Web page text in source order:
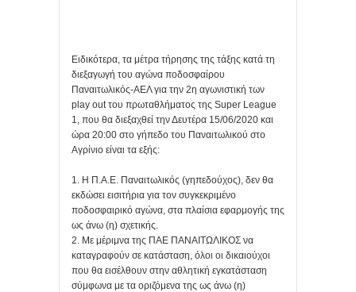
Ειδικότερα, τα μέτρα τήρησης της τάξης κατά τη
διεξαγωγή του αγώνα ποδοσφαίρου
Παναιτωλικός-ΑΕΛ για την 2η αγωνιστική των
play out του πρωταθλήματος της Super League
1, που θα διεξαχθεί την Δευτέρα 15/06/2020 και
ώρα 20:00 στο γήπεδο του Παναιτωλικού στο
Αγρίνιο είναι τα εξής:
1. Η Π.Α.Ε. Παναιτωλικός (γηπεδούχος), δεν θα
εκδώσει εισιτήρια για τον συγκεκριμένο
ποδοσφαιρικό αγώνα, στα πλαίσια εφαρμογής της
ως άνω (η) σχετικής.
2. Με μέριμνα της ΠΑΕ ΠΑΝΑΙΤΩΛΙΚΟΣ να
καταγραφούν σε κατάσταση, όλοι οι δικαιούχοι
που θα εισέλθουν στην αθλητική εγκατάσταση
σύμφωνα με τα οριζόμενα της ως άνω (η)